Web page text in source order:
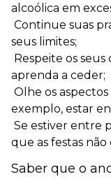
alcoólica em
 Continue suas
seus limites;
 Respeite os
aprenda a ceder;
 Olhe os
exemplo, estar
 Se estiver entre
que as festas
Saber que o